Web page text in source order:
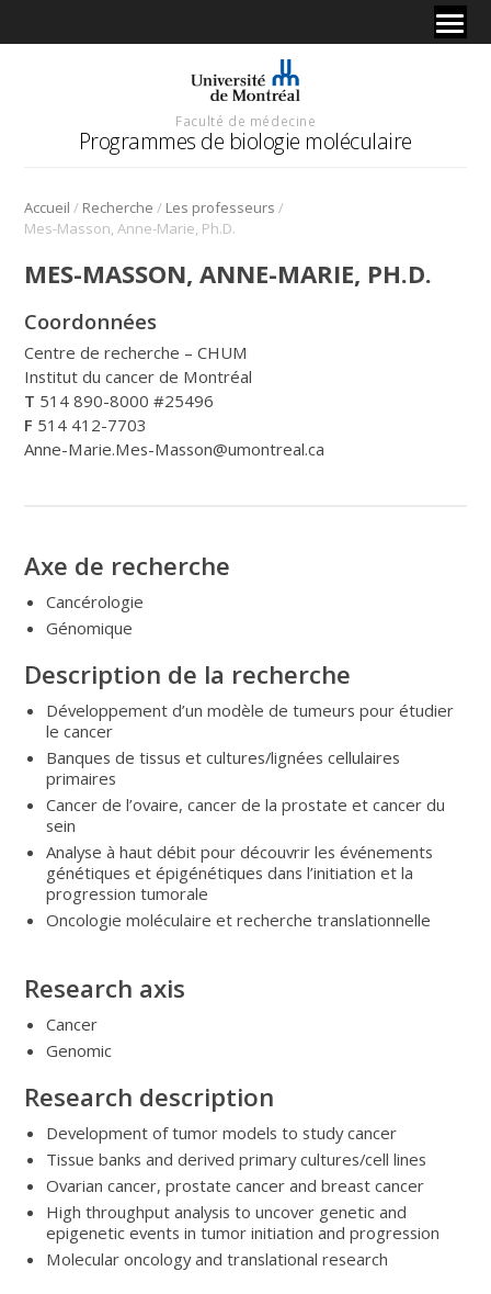
Faculté de médecine
Programmes de biologie moléculaire
Accueil / Recherche / Les professeurs /
Mes-Masson, Anne-Marie, Ph.D.
MES-MASSON, ANNE-MARIE, PH.D.
Coordonnées
Centre de recherche – CHUM
Institut du cancer de Montréal
T 514 890-8000 #25496
F 514 412-7703
Anne-Marie.Mes-Masson@umontreal.ca
Axe de recherche
Cancérologie
Génomique
Description de la recherche
Développement d’un modèle de tumeurs pour étudier
le cancer
Banques de tissus et cultures/lignées cellulaires
primaires
Cancer de l’ovaire, cancer de la prostate et cancer du
sein
Analyse à haut débit pour découvrir les événements
génétiques et épigénétiques dans l’initiation et la
progression tumorale
Oncologie moléculaire et recherche translationnelle
Research axis
Cancer
Genomic
Research description
Development of tumor models to study cancer
Tissue banks and derived primary cultures/cell lines
Ovarian cancer, prostate cancer and breast cancer
High throughput analysis to uncover genetic and
epigenetic events in tumor initiation and progression
Molecular oncology and translational research